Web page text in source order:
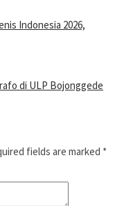
Indonesia 2026,
di ULP Bojonggede
fields are marked *